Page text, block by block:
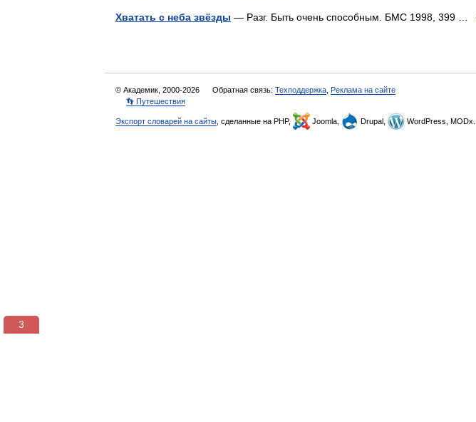
Хватать с неба звёзды — Разг. Быть очень способным. БМС 1998, 399 …
© Академик, 2000-2026 Обратная связь: Техподдержка Реклама на сайте
👣 Путешествия
Экспорт словарей на сайты , сделанные на PHP, Joomla, Drupal, WordPress, MODx.
3